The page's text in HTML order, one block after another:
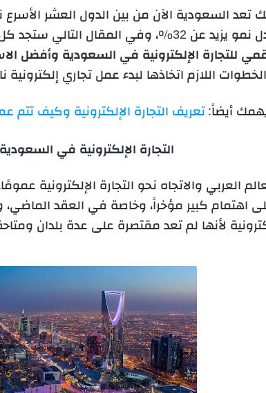
تعد السعودية الآن من بين الدول العشر الأسرع
يزيد عن 32٪،
وفي المقال التالي ستجد
للتجارة الإلكترونية في السعودية وأفضل
اللازم اتخاذها لبدء عمل تجاري
أيضاً: تعريف التجارة الإلكترونية وكيف تتم
التجارة الإلكترونية في السعودية
العربي والاتجاه نحو التجارة الإلكترونية
اهتمام كبير مؤخراً، وخاصة في العقد الماضي،
لأنها لم تعد مقتصرة على عدة بلدان